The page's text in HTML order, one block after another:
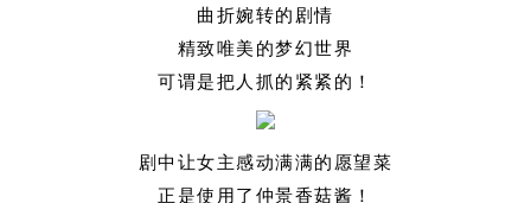
曲折婉转的剧情
精致唯美的梦幻世界
可谓是把人抓的紧紧的！
剧中让女主感动满满的愿望菜
正是使用了仲景香菇酱！